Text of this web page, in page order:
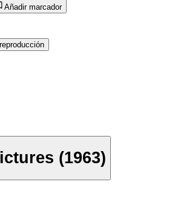
Añadir marcador
(1963)